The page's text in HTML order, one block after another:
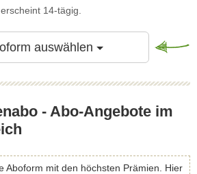
Neben den Grundthemen von
Ereignisse, wozu der Muttertag
diesbezüglich anregende Ideen vermittelt.
mit dem Thema Familie und nimmt eine
im Punkt Gesundheit engagiert sich
Angebot für die Für Sie finden Sie in
erscheint 14-tägig.
auswählen Toggle
- Abo-Angebote im
Aboform mit den höchsten Prämien. Hier